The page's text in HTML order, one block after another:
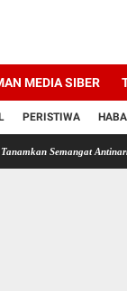
MEDIA SIBER
PERISTIWA
Antinarkoba kepada